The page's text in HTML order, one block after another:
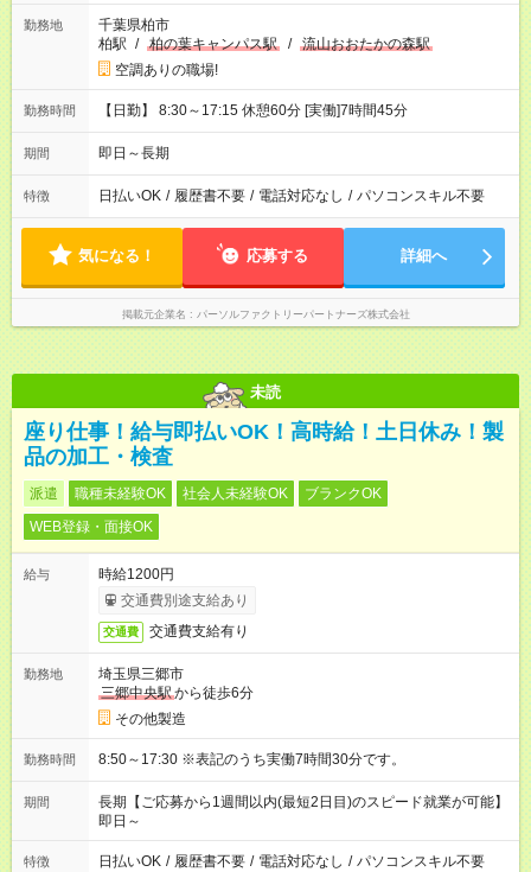
勤務地
千葉県柏市
柏駅 / 柏の葉キャンパス駅 / 流山おおたかの森駅
空調ありの職場!
勤務時間 【日勤】 8:30～17:15 休憩60分 [実働]7時間45分
期間 即日～長期
特徴 日払いOK / 履歴書不要 / 電話対応なし / パソコンスキル不要
気になる！ 応募する 詳細へ
掲載元企業名 パーソルファクトリーパートナーズ株式会社
未読
座り仕事！給与即払いOK！高時給！土日休み！製
品の加工・検査
派遣 職種未経験OK 社会人未経験OK
ブランクOK
WEB登録・面接OK
給与
時給1200円
交通費別途支給あり
交通費 交通費支給有り
勤務地
埼玉県三郷市
三郷中央駅から徒歩6分
その他製造
勤務時間 8:50～17:30 ※表記のうち実働7時間30分です。
期間
長期【ご応募から1週間以内(最短2日目)のスピード就業が可能】
即日～
特徴 日払いOK / 履歴書不要 / 電話対応なし / パソコンスキル不要